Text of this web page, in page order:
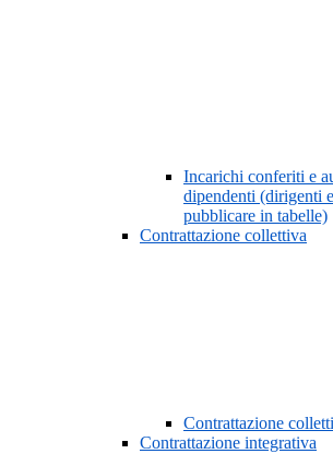
Incarichi conferiti e
dipendenti (dirigenti
pubblicare in tabelle)
Contrattazione collettiva
Contrattazione
Contrattazione integrativa